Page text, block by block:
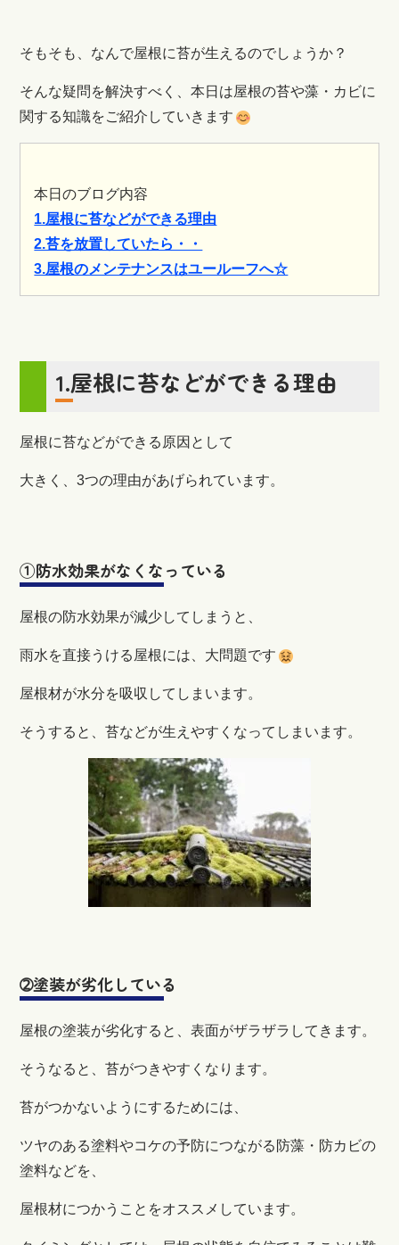
そもそも、なんで屋根に苔が生えるのでしょうか？
そんな疑問を解決すべく、本日は屋根の苔や藻・カビに
関する知識をご紹介していきます
本日のブログ内容
1.屋根に苔などができる理由
2.苔を放置していたら・・
3.屋根のメンテナンスはユールーフへ☆
1.屋根に苔などができる理由
屋根に苔などができる原因として
大きく、3つの理由があげられています。
①防水効果がなくなっている
屋根の防水効果が減少してしまうと、
雨水を直接うける屋根には、大問題です
屋根材が水分を吸収してしまいます。
そうすると、苔などが生えやすくなってしまいます。
➁塗装が劣化している
屋根の塗装が劣化すると、表面がザラザラしてきます。
そうなると、苔がつきやすくなります。
苔がつかないようにするためには、
ツヤのある塗料やコケの予防につながる防藻・防カビの
塗料などを、
屋根材につかうことをオススメしています。